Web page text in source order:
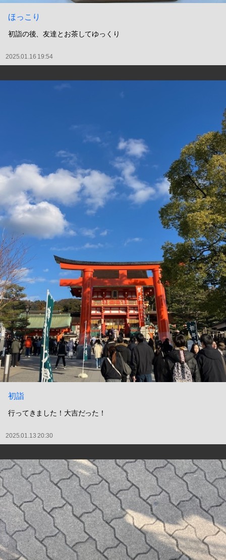
ほっこり
初詣の後、友達とお茶してゆっくり
2025.01.16 19:54
初詣
行ってきました！大吉だった！
2025.01.13 20:30